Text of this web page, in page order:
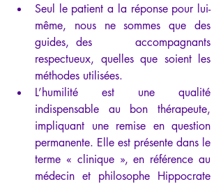
Seul le patient a la réponse pour lui-
même, nous ne sommes que des
guides, des      accompagnants
respectueux, quelles que soient les
méthodes utilisées.
L’humilité est une qualité
indispensable au bon thérapeute,
impliquant une remise en question
permanente. Elle est présente dans le
terme « clinique », en référence au
médecin et philosophe Hippocrate